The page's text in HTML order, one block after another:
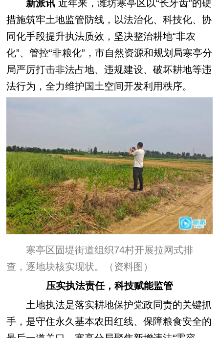
新派讯近年来，潍坊寒亭区以“长牙齿”的硬
措施筑牢土地监管防线，以法治化、科技化、协
同化手段提升执法质效，坚决整治耕地“非农
化”、管控“非粮化”，市自然资源和规划局寒亭分
局严厉打击非法占地、违规建设、破坏耕地等违
法行为，全力维护国土空间开发利用秩序。
寒亭区固堤街道组织74村开展拉网式排
查，逐地块核实现状。（资料图）
压实执法责任，科技赋能监管
土地执法是落实耕地保护党政同责的关键抓
手，是守住永久基本农田红线、保障粮食安全的